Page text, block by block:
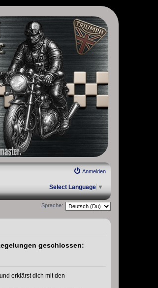
Twin, Street Scrambler, Street Twin,
Anmelden
Select Language ▼
Sprache:
geschlossen:
erklärst dich mit den